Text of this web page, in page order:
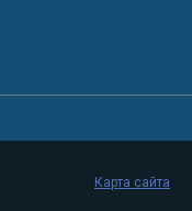
Карта сайта